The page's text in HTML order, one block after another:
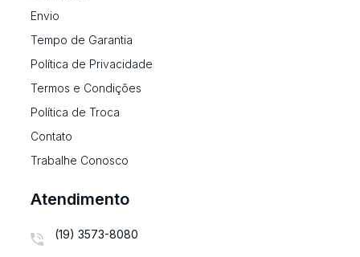
Envio
Tempo de Garantia
Política de Privacidade
Termos e Condições
Política de Troca
Contato
Trabalhe Conosco
Atendimento
(19) 3573-8080